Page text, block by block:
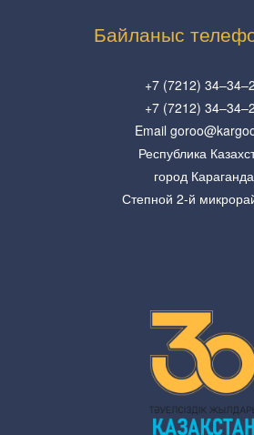
Байланыс
+7 (7212)
+7 (7212)
Email
Республика
город Караганда
Степной 2-й